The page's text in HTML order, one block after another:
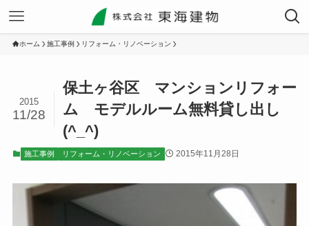
ホーム 施工事例 リフォーム・リノベーション
保土ヶ谷区 マンションリフォー
ム モデルルーム無料貸し出し
(^_^)
2015
11/28
施工事例 リフォーム・リノベーション 2015年11月28日